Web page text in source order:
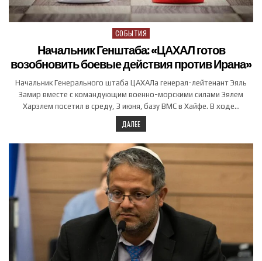
Posted in
СОБЫТИЯ
Начальник Генштаба: «ЦАХАЛ готов
возобновить боевые действия против Ирана»
Начальник Генерального штаба ЦАХАЛа генерал-лейтенант Эяль
Замир вместе с командующим военно-морскими силами Эялем
Харэлем посетил в среду, 3 июня, базу ВМС в Хайфе. В ходе…
ДАЛЕЕ